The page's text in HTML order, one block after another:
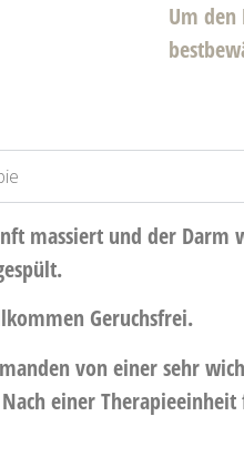
Um
massiert und der Darm
Geruchsfrei.
von einer sehr
einer